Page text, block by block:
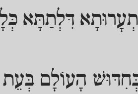
דִּלְתַתָּא
הָעוֹלָם